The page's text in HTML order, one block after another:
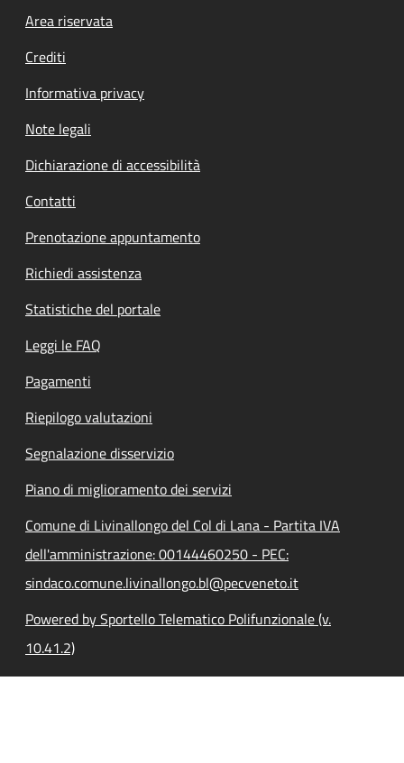
Footer menu
Area riservata
Crediti
Informativa privacy
Note legali
Dichiarazione di accessibilità
Contatti
Prenotazione appuntamento
Richiedi assistenza
Statistiche del portale
Leggi le FAQ
Pagamenti
Riepilogo valutazioni
Segnalazione disservizio
Piano di miglioramento dei servizi
Comune di Livinallongo del Col di Lana - Partita IVA
dell'amministrazione: 00144460250 - PEC:
sindaco.comune.livinallongo.bl@pecveneto.it
Powered by Sportello Telematico Polifunzionale (v.
10.41.2)